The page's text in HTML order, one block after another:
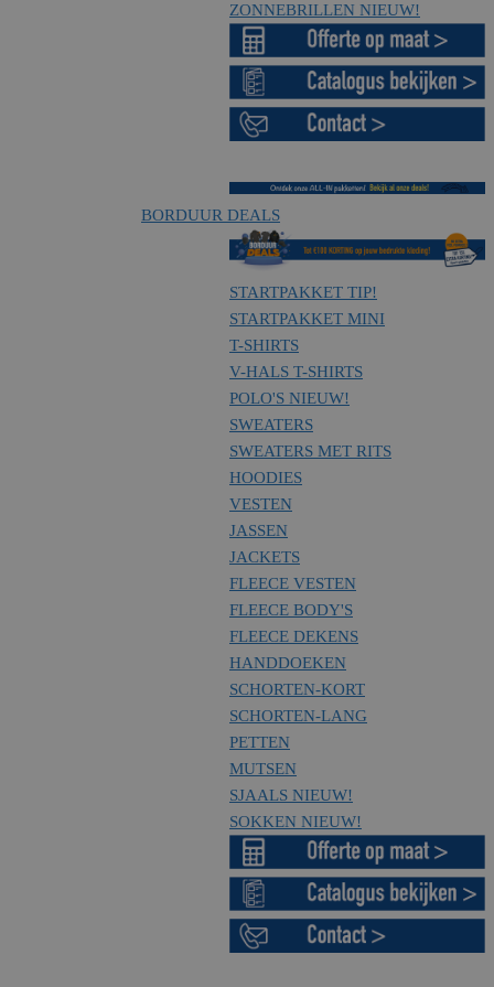
ZONNEBRILLEN NIEUW!
BORDUUR DEALS
STARTPAKKET TIP!
STARTPAKKET MINI
T-SHIRTS
V-HALS T-SHIRTS
POLO'S NIEUW!
SWEATERS
SWEATERS MET RITS
HOODIES
VESTEN
JASSEN
JACKETS
FLEECE VESTEN
FLEECE BODY'S
FLEECE DEKENS
HANDDOEKEN
SCHORTEN-KORT
SCHORTEN-LANG
PETTEN
MUTSEN
SJAALS NIEUW!
SOKKEN NIEUW!